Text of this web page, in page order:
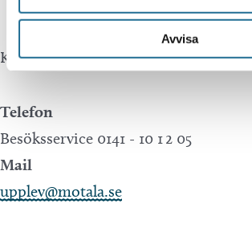
Avvisa
Kontakta oss
Telefon
Besöksservice 0141 - 10 1 2 05
Mail
upplev@motala.se